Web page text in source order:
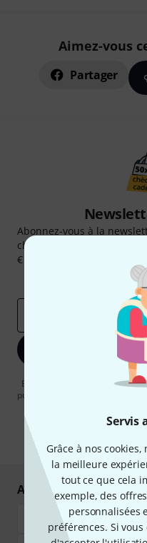
Servis
Grâce à nos
la meilleure
tout ce que cela
exemple, des
personnalisées
préférences. Si
Aimez-vous
Partager
Abonnez-vous à la
chance, gagnez l'un des
€ chacun!
Articles inspirants
En cliquant sur "S'inscrire
publicités par e-mail. La
Achetez et payez en